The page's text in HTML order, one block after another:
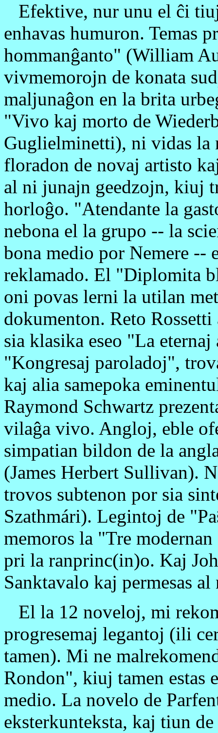
Efektive, nur unu el ĉi
enhavas humuron. Temas
hommanĝanto" (William
vivmemorojn de konata
maljunaĝon en la brita
"Vivo kaj morto de
Guglielminetti), ni vidas la
floradon de novaj artisto
al ni junajn geedzojn, kiuj
horloĝo. "Atendante la
nebona el la grupo -- la
bona medio por Nemere --
reklamado. El "Diplomita
oni povas lerni la utilan
dokumenton. Reto
sia klasika eseo "La
"Kongresaj paroladoj",
kaj alia samepoka
Raymond Schwartz
vilaĝa vivo. Angloj, eble
simpatian bildon de la
(James Herbert Sullivan).
trovos subtenon por sia
Szathmári). Legintoj de
memoros la "Tre
pri la ranprinc(in)o. Kaj
Sanktavalo kaj permesas
El la 12 noveloj, mi
progresemaj legantoj (ili
tamen). Mi ne
Rondon", kiuj tamen estas
medio. La novelo de
eksterkunteksta, kaj tiun